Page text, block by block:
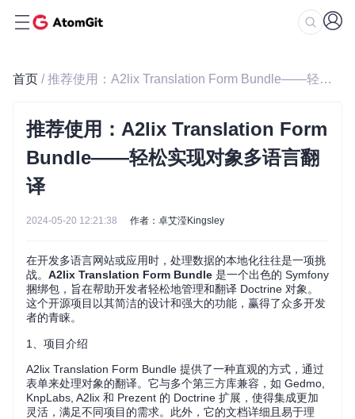
首页 / 推荐使用：A2lix Translation Form Bundle——轻松实现对象多语言翻译
推荐使用：A2lix Translation Form
Bundle——轻松实现对象多语言翻
译
2024-05-20 12:21:38 作者：卓艾滢Kingsley
在开发多语言网站或应用时，处理数据的本地化往往是一项挑
战。 A2lix Translation Form Bundle 是一个出色的 Symfony
捆绑包，旨在帮助开发者轻松地管理和翻译 Doctrine 对象。
这个开源项目以其简洁的设计和强大的功能，赢得了众多开发
者的青睐。
1、项目介绍
A2lix Translation Form Bundle 提供了一种直观的方式，通过
表单来处理对象的翻译。它与多个第三方库兼容，如 Gedmo,
KnpLabs, A2lix 和 Prezent 的 Doctrine 扩展，使得集成更加
灵活，满足不同项目的需求。此外，它的文档详细且易于理